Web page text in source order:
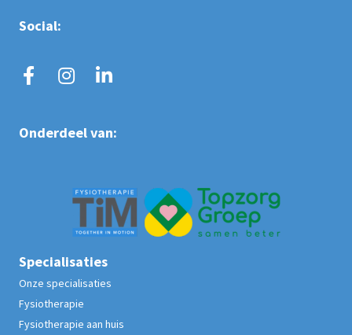
Social:
Onderdeel van:
Specialisaties
Onze specialisaties
Fysiotherapie
Fysiotherapie aan huis